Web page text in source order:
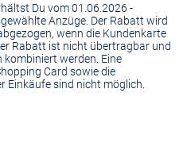
Du vom 01.06.2026 -
Anzüge. Der Rabatt wird
wenn die Kundenkarte
Rabatt ist nicht übertragbar und
werden. Eine
Card sowie die
Einkäufe sind nicht möglich.